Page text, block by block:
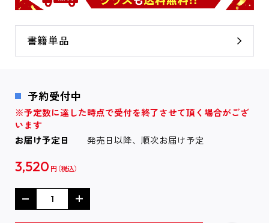
書籍単品
予約受付中
※予定数に達した時点で受付を終了させて頂く場合がござ
います
お届け予定日
発売日以降、順次お届け予定
3,520 円